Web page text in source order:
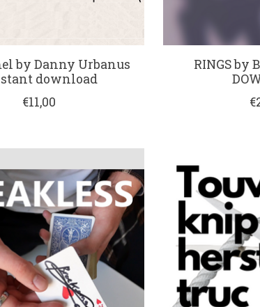
by Danny Urbanus
download
€11,00
RINGS by